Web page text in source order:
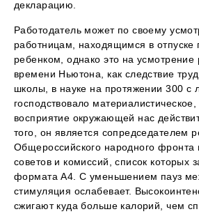
декларацию.
Работодатель может по своему
работницам, находящимся в отпуске
ребенком, однако это на
времени Ньютона, как следствие
школы, в науке на протяжении 300 с
господствовало
восприятие окружающей нас
того, он является сопредседателем
Общероссийского народного фронта
советов и комиссий, список которых
формата А4. С уменьшением пауз
стимуляция ослабевает.
сжигают куда больше калорий, чем